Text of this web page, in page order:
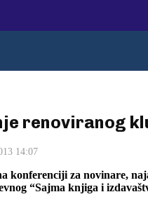
renoviranog
14:07
konferenciji za novinare,
“Sajma knjiga i